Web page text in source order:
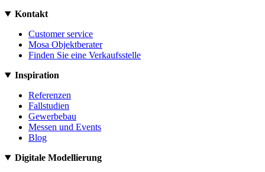
Kontakt
Customer service
Mosa Objektberater
Finden Sie eine Verkaufsstelle
Inspiration
Referenzen
Fallstudien
Gewerbebau
Messen und Events
Blog
Digitale Modellierung